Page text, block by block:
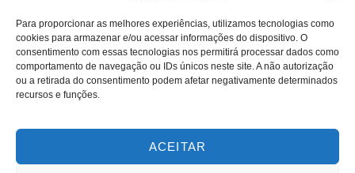
Para proporcionar as melhores experiências, utilizamos tecnologias como
cookies para armazenar e/ou acessar informações do dispositivo. O
consentimento com essas tecnologias nos permitirá processar dados como
comportamento de navegação ou IDs únicos neste site. A não autorização
ou a retirada do consentimento podem afetar negativamente determinados
recursos e funções.
ACEITAR